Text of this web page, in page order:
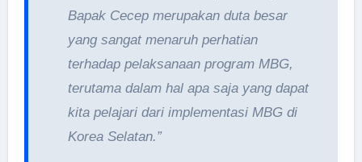
Bapak Cecep merupakan duta besar
yang sangat menaruh perhatian
terhadap pelaksanaan program MBG,
terutama dalam hal apa saja yang dapat
kita pelajari dari implementasi MBG di
Korea Selatan.”